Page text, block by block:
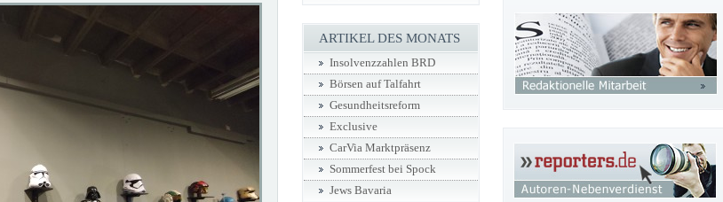
ARTIKEL DES MONATS
Insolvenzzahlen BRD
Börsen auf Talfahrt
Gesundheitsreform
Exclusive
CarVia Marktpräsenz
Sommerfest bei Spock
Jews Bavaria